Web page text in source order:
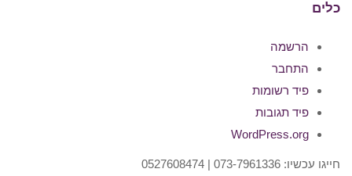
כלים
הרשמה
התחבר
פיד רשומות
פיד תגובות
WordPress.org
חייגו עכשיו: 073-7961336 | 0527608474